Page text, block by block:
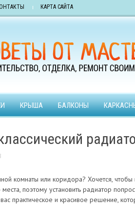
КАРТА САЙТА
КРЫША БАЛКОНЫ
комнаты или коридора? Хочется, чтобы
поэтому установить радиатор
практическое и красивое решение,